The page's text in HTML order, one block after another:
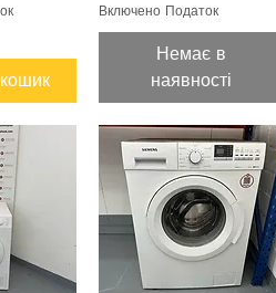
Включено Податок
Немає в
наявності